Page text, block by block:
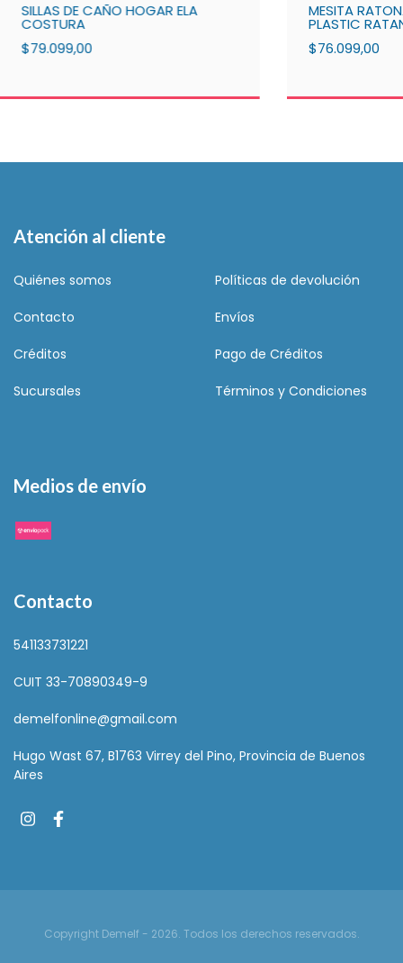
SILLAS DE CAÑO HOGAR ELA
COSTURA
$79.099,00
MESITA
PLASTIC
$76.099,00
Atención al cliente
Quiénes somos Políticas de devolución
Contacto Envíos
Créditos Pago de Créditos
Sucursales Términos y Condiciones
Medios de envío
Contacto
541133731221
CUIT 33-70890349-9
demelfonline@gmail.com
Hugo Wast 67, B1763 Virrey del Pino, Provincia de Buenos
Aires
Copyright Demelf - 2026. Todos los derechos reservados.